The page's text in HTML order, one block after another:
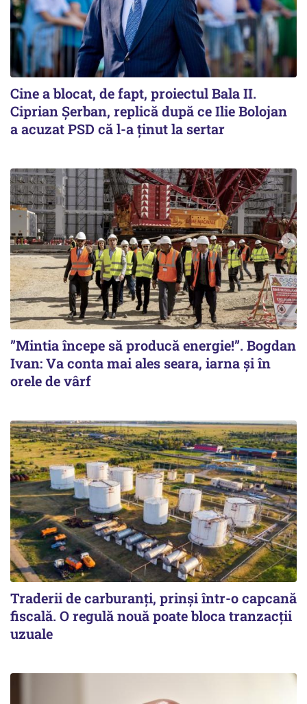
Cine a blocat, de fapt, proiectul Bala II.
Ciprian Șerban, replică după ce Ilie Bolojan
a acuzat PSD că l-a ținut la sertar
”Mintia începe să producă energie!”. Bogdan
Ivan: Va conta mai ales seara, iarna și în
orele de vârf
Traderii de carburanți, prinși într-o capcană
fiscală. O regulă nouă poate bloca tranzacții
uzuale